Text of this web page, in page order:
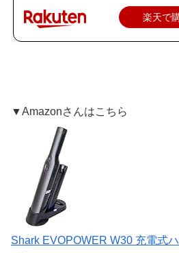
楽天で
▼Amazonさんはこちら
Shark EVOPOWER W30 充電式